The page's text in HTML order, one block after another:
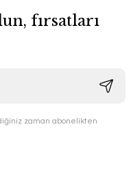
fırsatları
zaman abonelikten